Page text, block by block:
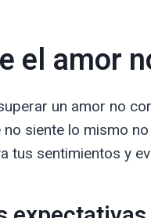
el amor
un amor no
siente lo mismo
tus sentimientos y